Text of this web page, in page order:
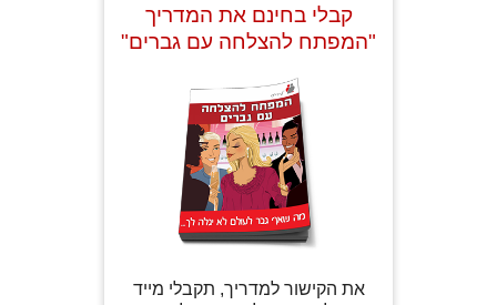
קבלי בחינם את המדריך
"המפתח להצלחה עם גברים"
את הקישור למדריך, תקבלי מייד